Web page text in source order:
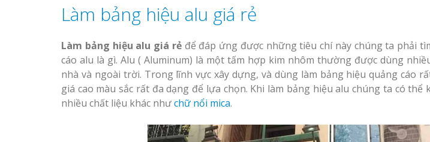
Làm bảng hiệu alu giá rẻ
Làm bảng hiệu alu giá rẻđể đáp ứng được những tiêu chí này chúng ta phải
cáo alu là gì. Alu ( Aluminum) là một tấm hợp kim nhôm thường được dùng
nhà và ngoài trời. Trong lĩnh vực xây dựng, và dùng làm bảng hiệu quảng cáo
giá cao màu sắc rất đa dạng để lựa chọn. Khi làm bảng hiệu alu chúng ta có
nhiều chất liệu khác nhưchữ nổi mica.